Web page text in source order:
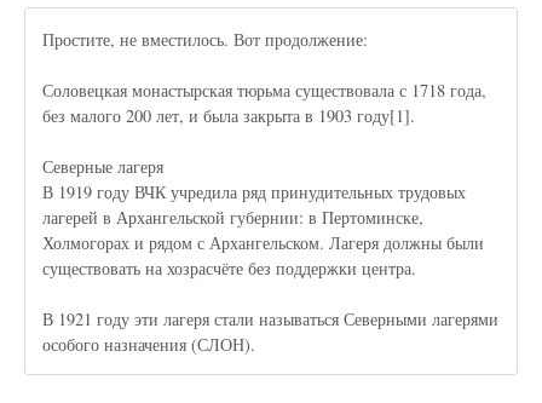
Простите, не вместилось. Вот продолжение:
Соловецкая монастырская тюрьма существовала с 1718 года,
без малого 200 лет, и была закрыта в 1903 году[1].
Северные лагеря
В 1919 году ВЧК учредила ряд принудительных трудовых
лагерей в Архангельской губернии: в Пертоминске,
Холмогорах и рядом с Архангельском. Лагеря должны были
существовать на хозрасчёте без поддержки центра.
В 1921 году эти лагеря стали называться Северными лагерями
особого назначения (СЛОН).